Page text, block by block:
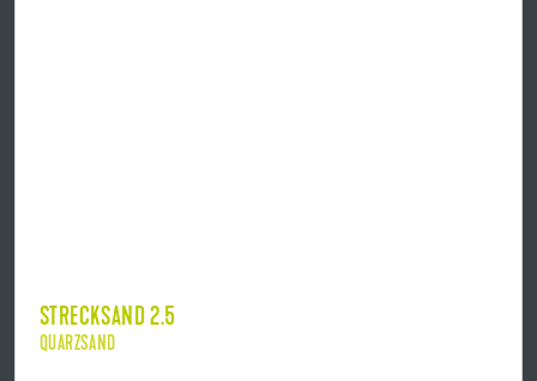
STRECKSAND 2.5
QUARZSAND